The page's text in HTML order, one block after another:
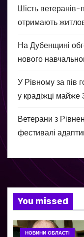
Шість
отримають
На Дубенщині
нового
У Рівному за пів
у крадіжці майже
Ветерани з
фестивалі
You missed
НОВИНИ ОБЛАСТІ